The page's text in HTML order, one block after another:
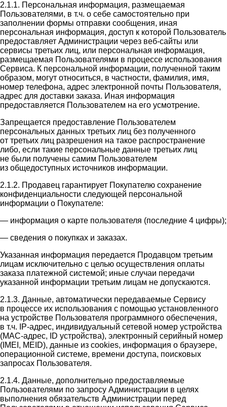
2.1.1. Персональная информация, размещаемая
Пользователями, в т.ч. о себе самостоятельно при
заполнении формы отправки сообщения, иная
персональная информация, доступ к которой Пользователь
предоставляет Администрации через веб-сайты или
сервисы третьих лиц, или персональная информация,
размещаемая Пользователями в процессе использования
Сервиса. К персональной информации, полученной таким
образом, могут относиться, в частности, фамилия, имя,
номер телефона, адрес электронной почты Пользователя,
адрес для доставки заказа. Иная информация
предоставляется Пользователем на его усмотрение.
Запрещается предоставление Пользователем
персональных данных третьих лиц без полученного
от третьих лиц разрешения на такое распространение
либо, если такие персональные данные третьих лиц
не были получены самим Пользователем
из общедоступных источников информации.
2.1.2. Продавец гарантирует Покупателю сохранение
конфиденциальности следующей персональной
информации о Покупателе:
— информация о карте пользователя (последние 4 цифры);
— сведения о покупках и заказах.
Указанная информация передается Продавцом третьим
лицам исключительно с целью осуществления оплаты
заказа платежной системой; иные случаи передачи
указанной информации третьим лицам не допускаются.
2.1.3. Данные, автоматически передаваемые Сервису
в процессе их использования с помощью установленного
на устройстве Пользователя программного обеспечения,
в т.ч. IP-адрес, индивидуальный сетевой номер устройства
(MAC-адрес, ID устройства), электронный серийный номер
(IMEI, MEID), данные из cookies, информация о браузере,
операционной системе, времени доступа, поисковых
запросах Пользователя.
2.1.4. Данные, дополнительно предоставляемые
Пользователями по запросу Администрации в целях
выполнения обязательств Администрации перед